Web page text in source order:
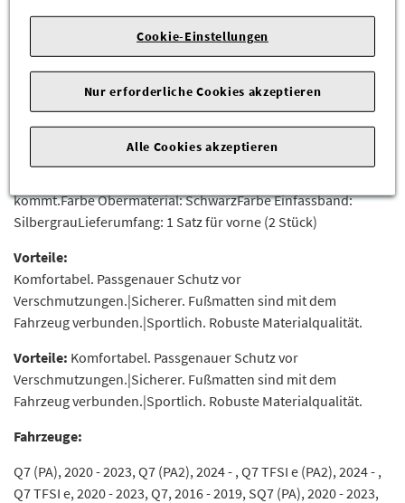
Zuverlässiger Schutz des Fußraumes und optischer Blickfang:
Auf die Bodenmaße Ihres Audi angepasste und auf das
Interieur abgestimmte Fußmatten aus strapazierfähigem
Velours mit silbernem Q7 Schriftzug.Die spezielle, abriebfeste
Matten an den serienmäßig am Fahrzeugboden vorgesehenen
kommt.Farbe Obermaterial: SchwarzFarbe Einfassband:
SilbergrauLieferumfang: 1 Satz für vorne (2 Stück)
Vorteile:
Komfortabel. Passgenauer Schutz vor
Verschmutzungen.|Sicherer. Fußmatten sind mit dem
Fahrzeug verbunden.|Sportlich. Robuste Materialqualität.
Vorteile: Komfortabel. Passgenauer Schutz vor
Verschmutzungen.|Sicherer. Fußmatten sind mit dem
Fahrzeug verbunden.|Sportlich. Robuste Materialqualität.
Fahrzeuge:
Q7 (PA), 2020 - 2023, Q7 (PA2), 2024 - , Q7 TFSI e (PA2), 2024 - ,
Q7 TFSI e, 2020 - 2023, Q7, 2016 - 2019, SQ7 (PA), 2020 - 2023,
Cookie-Einstellungen
Nur erforderliche Cookies akzeptieren
Alle Cookies akzeptieren